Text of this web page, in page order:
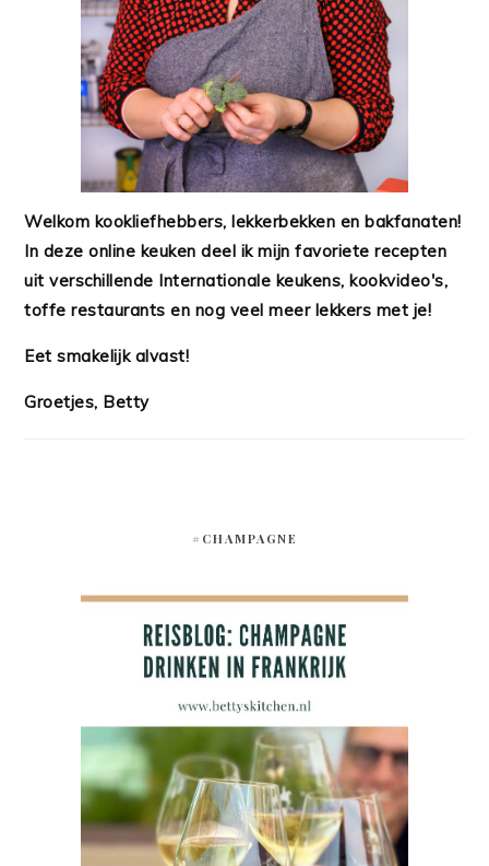
Welkom kookliefhebbers, lekkerbekken en bakfanaten!
In deze online keuken deel ik mijn favoriete recepten
uit verschillende Internationale keukens, kookvideo's,
toffe restaurants en nog veel meer lekkers met je!
Eet smakelijk alvast!
Groetjes, Betty
#CHAMPAGNE